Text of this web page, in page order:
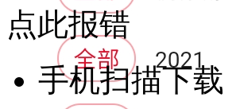
点此报错
手机扫描下载